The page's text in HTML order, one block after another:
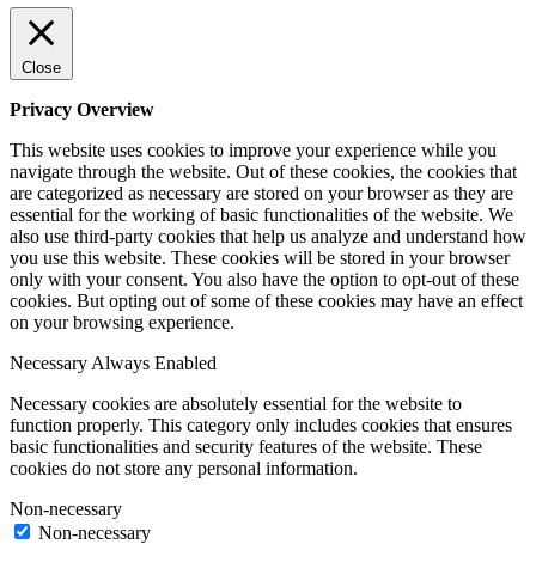
Close
Privacy Overview
This website uses cookies to improve your experience while you
navigate through the website. Out of these cookies, the cookies that
are categorized as necessary are stored on your browser as they are
essential for the working of basic functionalities of the website. We
also use third-party cookies that help us analyze and understand how
you use this website. These cookies will be stored in your browser
only with your consent. You also have the option to opt-out of these
cookies. But opting out of some of these cookies may have an effect
on your browsing experience.
NecessaryAlways Enabled
Necessary cookies are absolutely essential for the website to
function properly. This category only includes cookies that ensures
basic functionalities and security features of the website. These
cookies do not store any personal information.
Non-necessary
Non-necessary